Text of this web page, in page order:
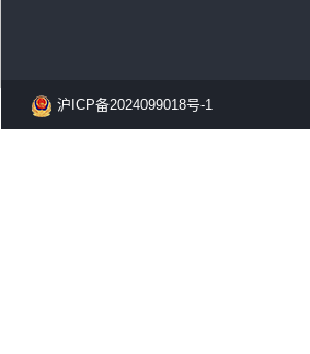
沪ICP备2024099018号-1